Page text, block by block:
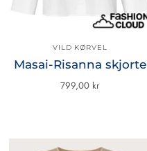
VILD KØRVEL
Masai-Risanna skjorte
799,00 kr